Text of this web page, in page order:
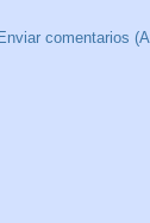
Enviar comentarios